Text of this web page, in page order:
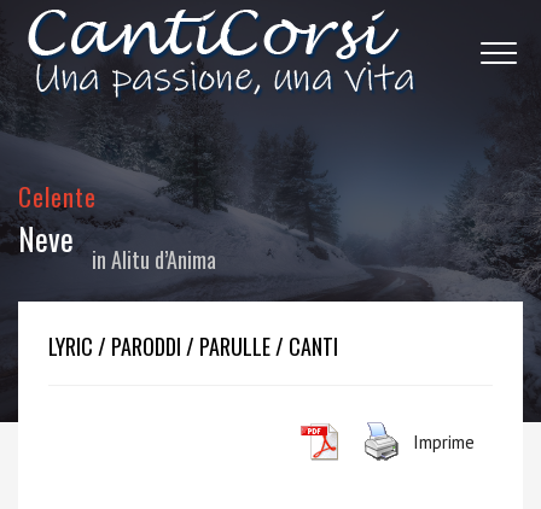
Celente
Neve inAlitu d’Anima
LYRIC / PARODDI / PARULLE / CANTI
Imprime